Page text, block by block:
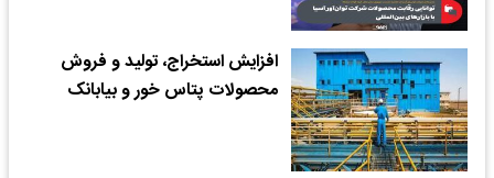
افزایش استخراج، تولید و فروش
محصولات پتاس خور و بیابانک